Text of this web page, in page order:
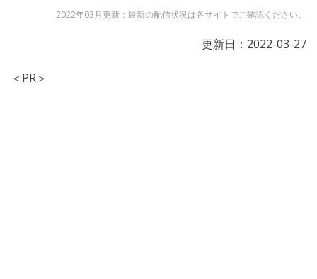
2022年03月更新：最新の配信状況は各サイトでご確認ください。
更新日： 2022-03-27
＜PR＞